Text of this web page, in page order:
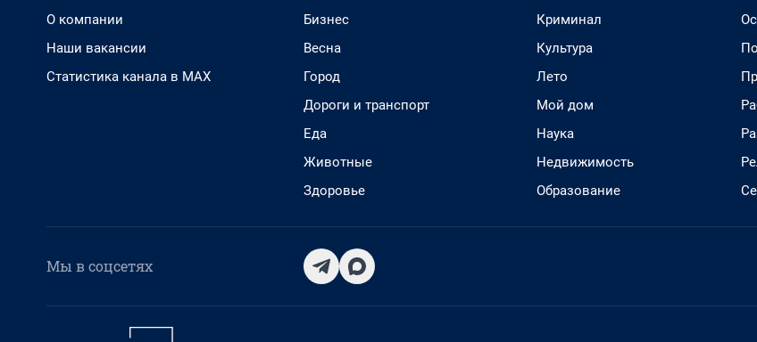
О компании
Наши вакансии
Статистика канала в MAX
Бизнес
Весна
Город
Дороги и транспорт
Еда
Животные
Здоровье
Криминал
Культура
Лето
Мой дом
Наука
Недвижимость
Образование
Мы в соцсетях